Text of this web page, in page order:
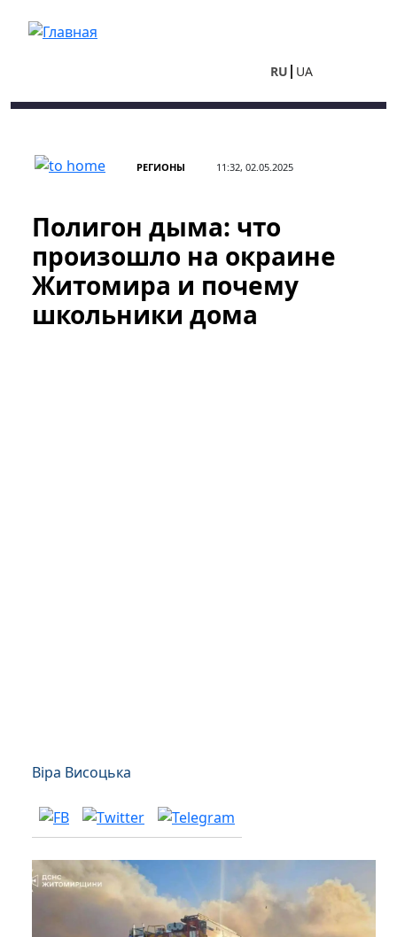
RU UA
РЕГИОНЫ 11:32, 02.05.2025
Полигон дыма: что
произошло на окраине
Житомира и почему
школьники дома
Віра Висоцька